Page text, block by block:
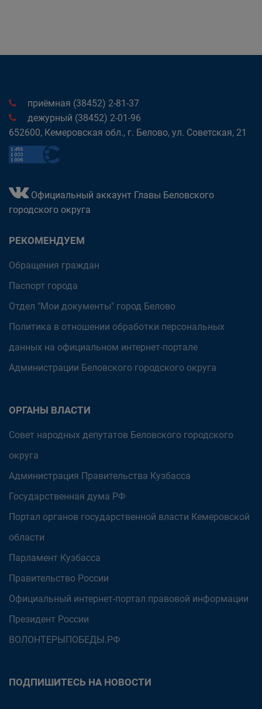
приёмная (38452) 2-81-37
дежурный (38452) 2-01-96
652600, Кемеровская обл., г. Белово, ул. Советская, 21
Официальный аккаунт Главы Беловского
городского округа
РЕКОМЕНДУЕМ
Обращения граждан
Паспорт города
Отдел "Мои документы" город Белово
Политика в отношении обработки персональных
данных на официальном интернет-портале
Администрации Беловского городского округа
ОРГАНЫ ВЛАСТИ
Совет народных депутатов Беловского городского
округа
Администрация Правительства Кузбасса
Государственная дума РФ
Портал органов государственной власти Кемеровской
области
Парламент Кузбасса
Правительство России
Официальный интернет-портал правовой информации
Президент России
ВОЛОНТЕРЫПОБЕДЫ.РФ
ПОДПИШИТЕСЬ НА НОВОСТИ